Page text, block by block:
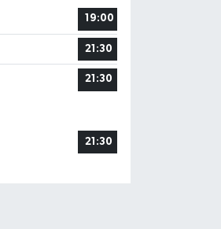
19:00
21:30
21:30
21:30